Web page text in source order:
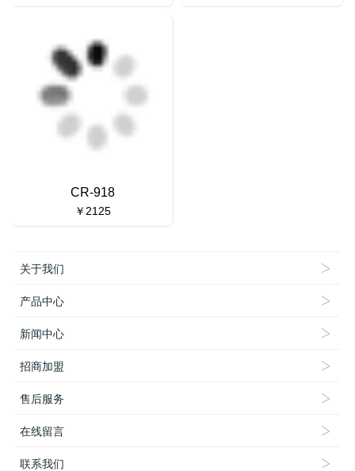
CR-918
￥2125
关于我们
产品中心
新闻中心
招商加盟
售后服务
在线留言
联系我们